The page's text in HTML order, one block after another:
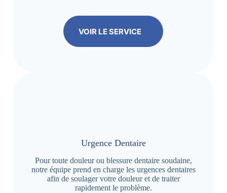
VOIR LE SERVICE
Urgence Dentaire
Pour toute douleur ou blessure dentaire soudaine,
notre équipe prend en charge les urgences dentaires
afin de soulager votre douleur et de traiter
rapidement le problème.